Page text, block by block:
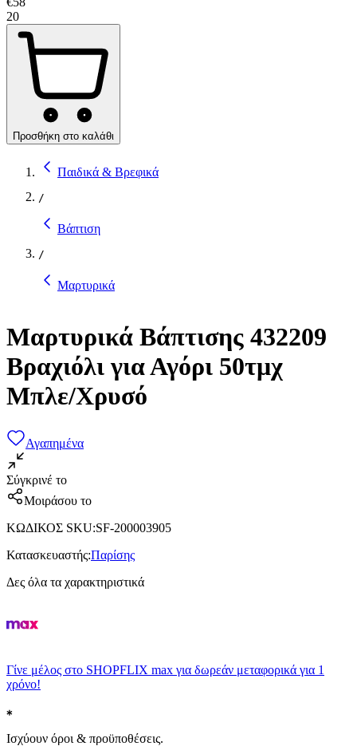
20
Προσθήκη στο καλάθι
Παιδικά & Βρεφικά
/
Βάπτιση
/
Μαρτυρικά
Μαρτυρικά Βάπτισης 432209
Βραχιόλι για Αγόρι 50τμχ
Μπλε/Χρυσό
Αγαπημένα
Σύγκρινέ το
Μοιράσου το
ΚΩΔΙΚΟΣ SKU:SF-200003905
Κατασκευαστής:Παρίσης
Δες όλα τα χαρακτηριστικά
Γίνε μέλος στο SHOPFLIX max για δωρεάν μεταφορικά για 1
χρόνο!
Ισχύουν όροι & προϋποθέσεις.